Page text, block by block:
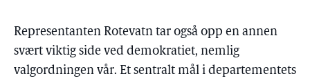
Representanten Rotevatn tar også opp en annen
svært viktig side ved demokratiet, nemlig
valgordningen vår. Et sentralt mål i departementets